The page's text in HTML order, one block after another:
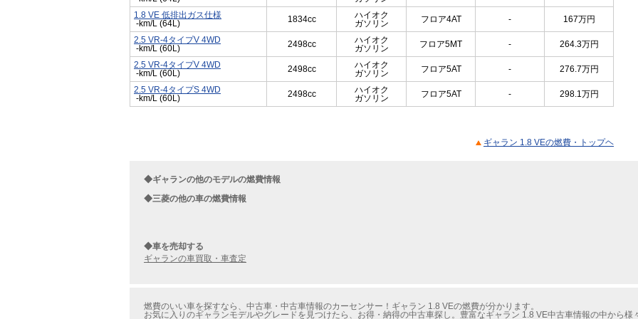
1.8 VE 低排出ガス仕様
-km/L (64L)
1834cc
ハイオク
ガソリン
フロア4AT - 167万円
2.5 VR-4タイプV 4WD
-km/L (60L)
2498cc
ハイオク
ガソリン
フロア5MT - 264.3万円
2.5 VR-4タイプV 4WD
-km/L (60L)
2498cc
ハイオク
ガソリン
フロア5AT - 276.7万円
2.5 VR-4タイプS 4WD
-km/L (60L)
2498cc
ハイオク
ガソリン
フロア5AT - 298.1万円
ギャラン 1.8 VEの燃費・トップヘ
◆ギャランの他のモデルの燃費情報
◆三菱の他の車の燃費情報
◆車を売却する
ギャランの車買取・車査定
燃費のいい車を探すなら、中古車・中古車情報のカーセンサー！ギャラン 1.8 VEの燃費が分かります。
お気に入りのギャランモデルやグレードを見つけたら、お得・納得の中古車探し。豊富なギャラン 1.8 VE中古車情報の中から様